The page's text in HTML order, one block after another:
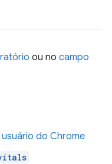
ou no campo
do Chrome